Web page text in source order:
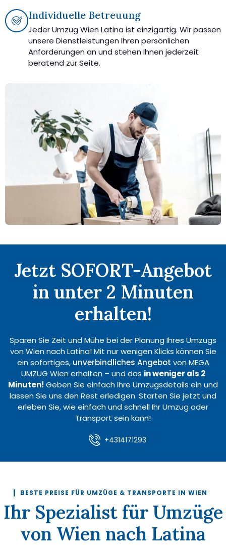
Individuelle Betreuung
Jeder Umzug Wien Latina ist einzigartig. Wir passen
unsere Dienstleistungen Ihren persönlichen
Anforderungen an und stehen Ihnen jederzeit
beratend zur Seite.
Jetzt SOFORT-Angebot
in unter 2 Minuten
erhalten!
Sparen Sie Zeit und Mühe bei der Planung Ihres Umzugs
von Wien nach Latina! Mit nur wenigen Klicks können Sie
ein sofortiges, unverbindliches Angebot von MEGA
UMZUG Wien erhalten – und das in weniger als 2
Minuten! Geben Sie einfach Ihre Umzugsdetails ein und
lassen Sie uns den Rest erledigen. Starten Sie jetzt und
erleben Sie, wie einfach und schnell Ihr Umzug oder
Transport sein kann!
+4314171293
BESTE PREISE FÜR UMZÜGE & TRANSPORTE IN WIEN
Ihr Spezialist für Umzüge
von Wien nach Latina